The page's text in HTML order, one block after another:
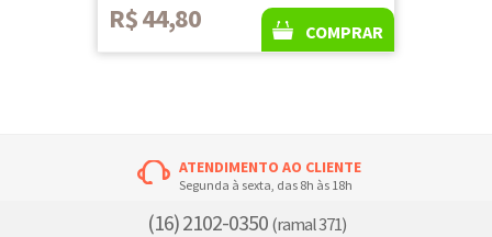
R$ 44,80 COMPRAR
ATENDIMENTO AO CLIENTE
Segunda à sexta, das 8h às 18h
(16) 2102-0350(ramal 371)